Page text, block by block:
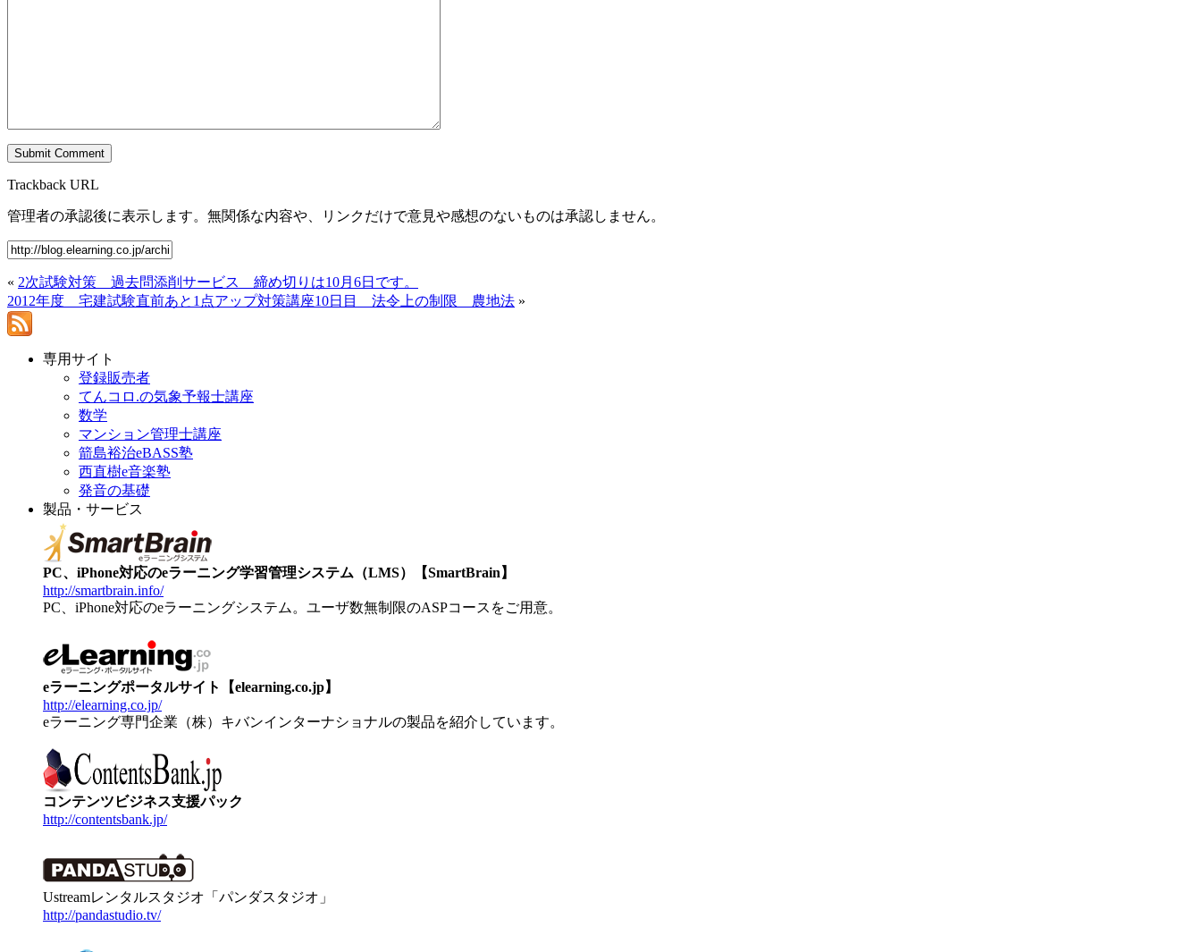
Trackback URL
管理者の承認後に表示します。無関係な内容や、リンクだけで意見や感想のないものは承認しません。
« 2次試験対策 過去問添削サービス 締め切りは10月6日です。
2012年度 宅建試験直前あと1点アップ対策講座10日目 法令上の制限 農地法 »
専用サイト
登録販売者
てんコロ.の気象予報士講座
数学
マンション管理士講座
箭島裕治eBASS塾
西直樹e音楽塾
発音の基礎
製品・サービス
PC、iPhone対応のeラーニング学習管理システム（LMS）【SmartBrain】
http://smartbrain.info/
PC、iPhone対応のeラーニングシステム。ユーザ数無制限のASPコースをご用意。
eラーニングポータルサイト【elearning.co.jp】
http://elearning.co.jp/
eラーニング専門企業（株）キバンインターナショナルの製品を紹介しています。
コンテンツビジネス支援パック
http://contentsbank.jp/
Ustreamレンタルスタジオ「パンダスタジオ」
http://pandastudio.tv/